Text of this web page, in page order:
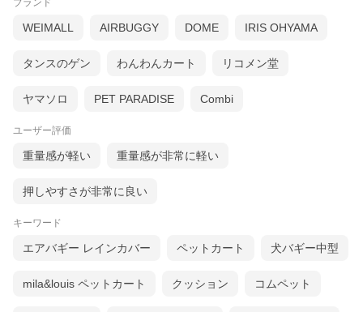
ブランド
WEIMALL AIRBUGGY DOME IRIS OHYAMA
タンスのゲン わんわんカート リコメン堂
ヤマソロ PET PARADISE Combi
ユーザー評価
重量感が軽い 重量感が非常に軽い
押しやすさが非常に良い
キーワード
エアバギー レインカバー ペットカート 犬バギー中型
mila&louis ペットカート クッション コムペット